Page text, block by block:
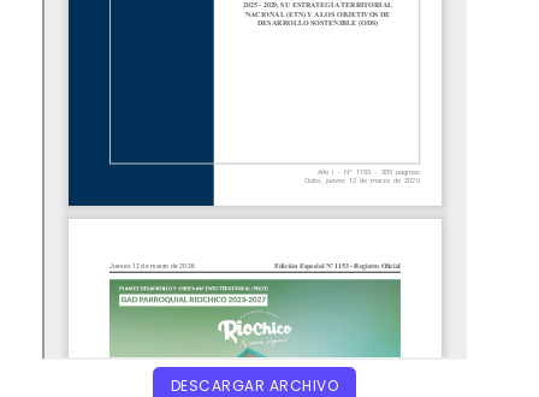
DESCARGAR ARCHIVO